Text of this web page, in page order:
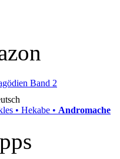
• Hekabe • Andromache